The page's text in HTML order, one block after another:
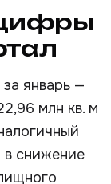
январь —
млн кв. м
в снижение